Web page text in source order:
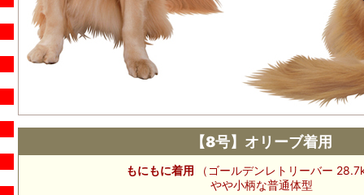
【8号】オリーブ着用
もにもに着用
（ゴールデンレトリーバー
やや小柄な普通体型